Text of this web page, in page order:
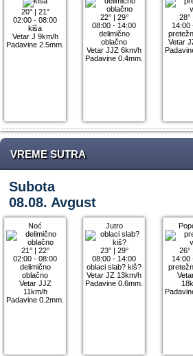
20°| 21°
02:00 - 08:00
kiša
Vetar J 9km/h
Padavine 2.5mm.
22°| 29°
08:00 - 14:00
delimično
oblačno
Vetar JJZ 6km/h
Padavine 0.4mm.
28°
14:00
Vetar
VREME SUTRA
Subota
08.08. Avgust
Noć
21°| 22°
02:00 - 08:00
delimično
oblačno
Vetar JJZ
11km/h
Padavine 0.2mm.
Jutro
23°| 29°
08:00 - 14:00
oblaci slab? kiš?
Vetar JZ 13km/h
Padavine 0.6mm.
26°
14:00